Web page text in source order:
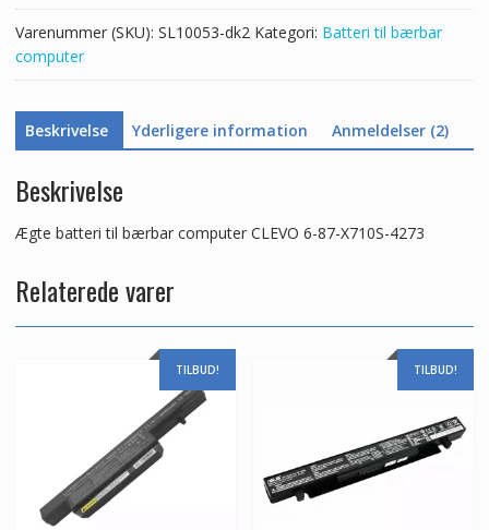
X710S-
4273
antal
Varenummer (SKU): SL10053-dk2 Kategori: Batteri til bærbar
computer
Beskrivelse Yderligere information Anmeldelser (2)
Beskrivelse
Ægte batteri til bærbar computer CLEVO 6-87-X710S-4273
Relaterede varer
TILBUD! TILBUD!